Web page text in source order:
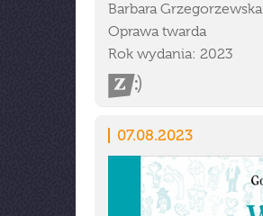
Barbara Grzegorzewska
Oprawa twarda
Rok wydania: 2023
07.08.2023